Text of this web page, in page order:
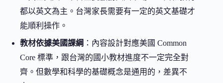
都以英文為主。台灣家長需要有一定的英文基礎才
能順利操作。
教材依據美國課綱 ：內容設計對應美國 Common
Core 標準，跟台灣的國小教材進度不一定完全對
齊。但數學和科學的基礎概念是通用的，差異不